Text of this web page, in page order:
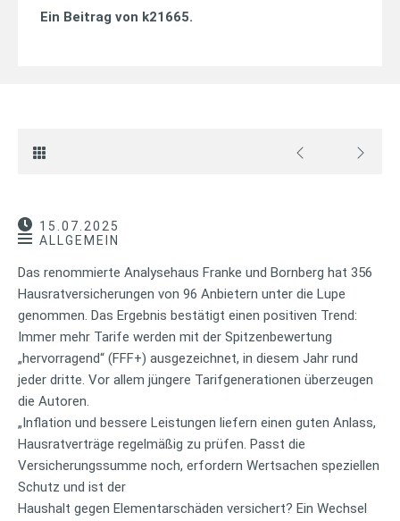
Ein Beitrag von k21665.
15.07.2025
ALLGEMEIN
Das renommierte Analysehaus Franke und Bornberg hat 356
Hausratversicherungen von 96 Anbietern unter die Lupe
genommen. Das Ergebnis bestätigt einen positiven Trend:
Immer mehr Tarife werden mit der Spitzenbewertung
„hervorragend“ (FFF+) ausgezeichnet, in diesem Jahr rund
jeder dritte. Vor allem jüngere Tarifgenerationen überzeugen
die Autoren.
„Inflation und bessere Leistungen liefern einen guten Anlass,
Hausratverträge regelmäßig zu prüfen. Passt die
Versicherungssumme noch, erfordern Wertsachen speziellen
Schutz und ist der
Haushalt gegen Elementarschäden versichert? Ein Wechsel